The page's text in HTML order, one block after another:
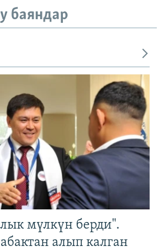
баяндар
мүлкүн берди".
алып калган